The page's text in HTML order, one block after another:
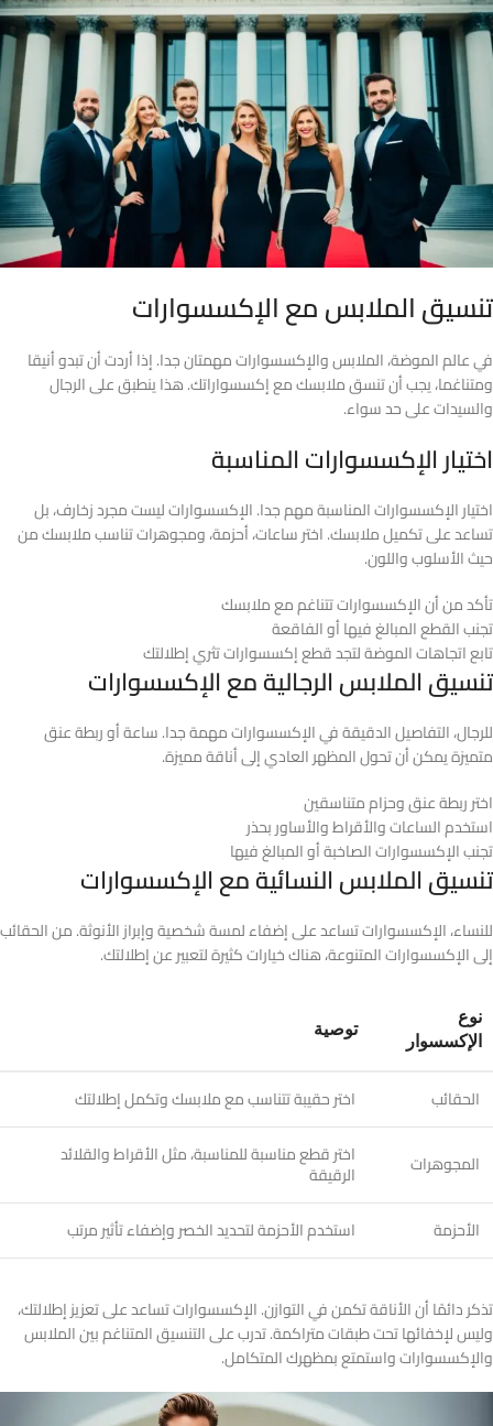
تنسيق الملابس مع الإكسسوارات
في عالم الموضة، الملابس والإكسسوارات مهمتان جدا. إذا أردت أن تبدو أنيقا
ومتناغما، يجب أن تنسق ملابسك مع إكسسواراتك. هذا ينطبق على الرجال
والسيدات على حد سواء.
اختيار الإكسسوارات المناسبة
اختيار الإكسسوارات المناسبة مهم جدا. الإكسسوارات ليست مجرد زخارف، بل
تساعد على تكميل ملابسك. اختر ساعات، أحزمة، ومجوهرات تناسب ملابسك من
حيث الأسلوب واللون.
تأكد من أن الإكسسوارات تتناغم مع ملابسك
تجنب القطع المبالغ فيها أو الفاقعة
تابع اتجاهات الموضة لتجد قطع إكسسوارات تثري إطلالتك
تنسيق الملابس الرجالية مع الإكسسوارات
للرجال، التفاصيل الدقيقة في الإكسسوارات مهمة جدا. ساعة أو ربطة عنق
متميزة يمكن أن تحول المظهر العادي إلى أناقة مميزة.
اختر ربطة عنق وحزام متناسقين
استخدم الساعات والأقراط والأساور بحذر
تجنب الإكسسوارات الصاخبة أو المبالغ فيها
تنسيق الملابس النسائية مع الإكسسوارات
للنساء، الإكسسوارات تساعد على إضفاء لمسة شخصية وإبراز الأنوثة. من الحقائب
إلى الإكسسوارات المتنوعة، هناك خيارات كثيرة لتعبير عن إطلالتك.
نوع
الإكسسوار
توصية
الحقائب اختر حقيبة تتناسب مع ملابسك وتكمل إطلالتك
المجوهرات اختر قطع مناسبة للمناسبة، مثل الأقراط والقلائد
الرقيقة
الأحزمة
استخدم الأحزمة لتحديد الخصر وإضفاء تأثير مرتب
تذكر دائمًا أن الأناقة تكمن في التوازن. الإكسسوارات تساعد على تعزيز إطلالتك،
وليس لإخفائها تحت طبقات متراكمة. تدرب على التنسيق المتناغم بين الملابس
والإكسسوارات واستمتع بمظهرك المتكامل.